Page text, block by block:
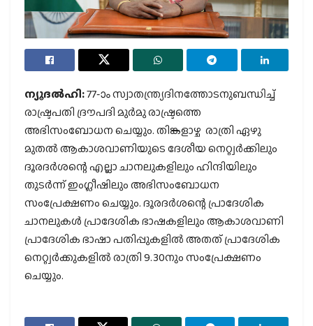
ന്യൂദല്‍ഹി:77-ാം സ്വാതന്ത്ര്യദിനത്തോടനുബന്ധിച്ച്
രാഷ്ട്രപതി ദ്രൗപദി മുര്‍മു രാഷ്ട്രത്തെ
അഭിസംബോധന ചെയ്യും. തിങ്കളാഴ്ച രാത്രി ഏഴു
മുതല്‍ ആകാശവാണിയുടെ ദേശീയ നെറ്റ്വര്‍ക്കിലും
ദൂരദര്‍ശന്റെ എല്ലാ ചാനലുകളിലും ഹിന്ദിയിലും
തുടര്‍ന്ന് ഇംഗ്ലീഷിലും അഭിസംബോധന
സംപ്രേക്ഷണം ചെയ്യും. ദൂരദര്‍ശന്റെ പ്രാദേശിക
ചാനലുകള്‍ പ്രാദേശിക ഭാഷകളിലും ആകാശവാണി
പ്രാദേശിക ഭാഷാ പതിപ്പുകളില്‍ അതത് പ്രാദേശിക
നെറ്റ്വര്‍ക്കുകളില്‍ രാത്രി 9.30നും സംപ്രേക്ഷണം
ചെയ്യും.